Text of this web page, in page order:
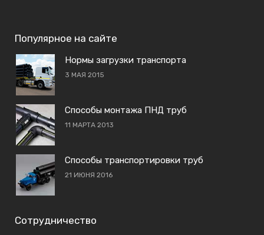
Популярное на сайте
Нормы загрузки транспорта
3 МАЯ 2015
Способы монтажа ПНД труб
11 МАРТА 2013
Способы транспортировки труб
21 ИЮНЯ 2016
Сотрудничество